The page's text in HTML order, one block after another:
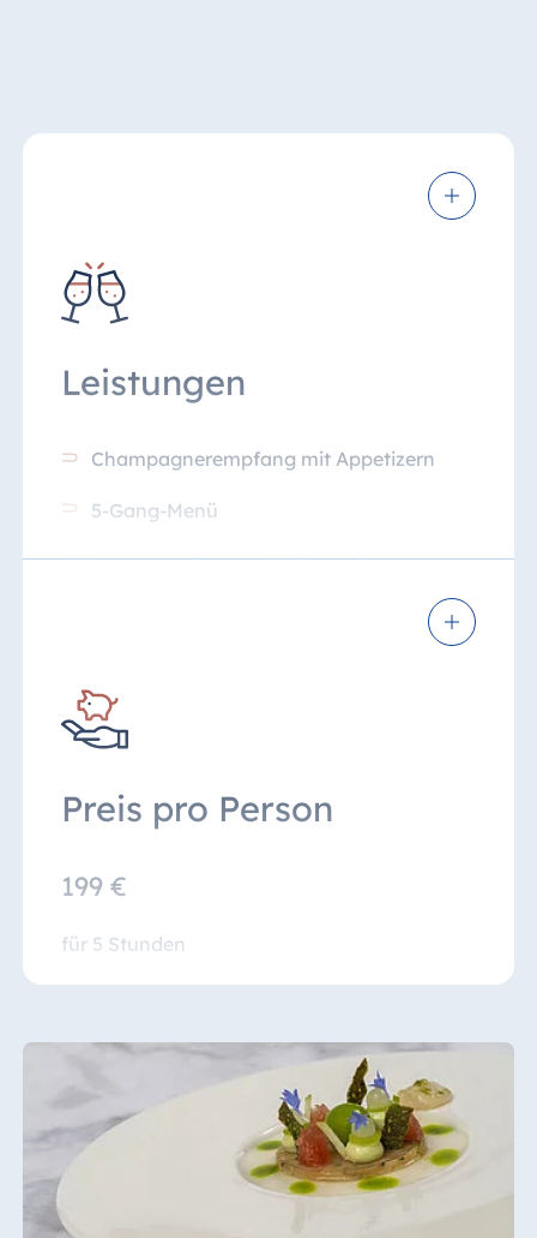
Leistungen
Champagnerempfang mit Appetizern
5-Gang-Menü
Korrespondierende Weine, Mineralwasser
Preis pro Person
199 €
für 5 Stunden
zzgl. Live-Musik z.B. dasDuo “Alsterperlen”
auf Anfrage (Kosten ca. 1.000 €)
zzgl. Küchenschürze für zuhause - auf
Anfrage (kostenpflichtig)